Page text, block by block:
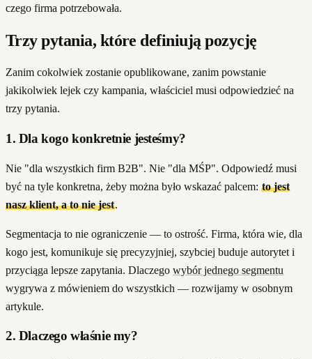
czego firma potrzebowała.
Trzy pytania, które definiują pozycję
Zanim cokolwiek zostanie opublikowane, zanim powstanie
jakikolwiek lejek czy kampania, właściciel musi odpowiedzieć na
trzy pytania.
1. Dla kogo konkretnie jesteśmy?
Nie "dla wszystkich firm B2B". Nie "dla MŚP". Odpowiedź musi
być na tyle konkretna, żeby można było wskazać palcem: to jest
nasz klient, a to nie jest.
Segmentacja to nie ograniczenie — to ostrość. Firma, która wie, dla
kogo jest, komunikuje się precyzyjniej, szybciej buduje autorytet i
przyciąga lepsze zapytania. Dlaczego wybór jednego segmentu
wygrywa z mówieniem do wszystkich — rozwijamy w osobnym
artykule.
2. Dlaczego właśnie my?